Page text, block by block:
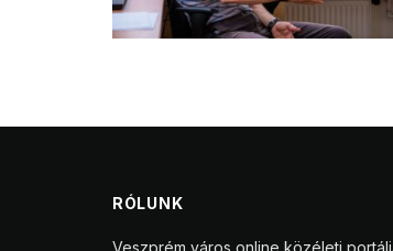
RÓLUNK
Veszprém város online közéleti